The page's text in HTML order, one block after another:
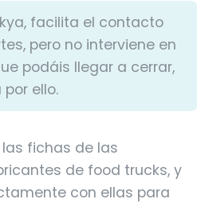
facilita el contacto
pero no interviene en
podáis llegar a cerrar,
ello.
fichas de las
de food trucks, y
con ellas para